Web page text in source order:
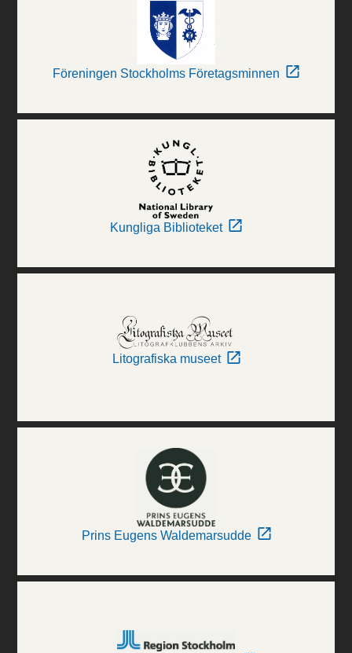
Föreningen Stockholms Företagsminnen
Kungliga Biblioteket
Litografiska museet
Prins Eugens Waldemarsudde